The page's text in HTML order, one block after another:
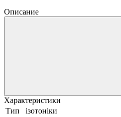
Описание
Характеристики
Тип
ізотоніки